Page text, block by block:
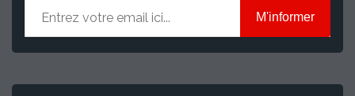
M'informer